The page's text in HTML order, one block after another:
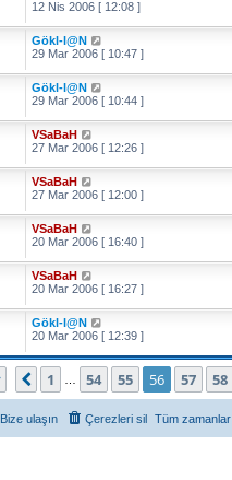
12 Nis 2006 [ 12:08 ]
Gökl-l@N
29 Mar 2006 [ 10:47 ]
Gökl-l@N
29 Mar 2006 [ 10:44 ]
VSaBaH
27 Mar 2006 [ 12:26 ]
VSaBaH
27 Mar 2006 [ 12:00 ]
VSaBaH
20 Mar 2006 [ 16:40 ]
VSaBaH
20 Mar 2006 [ 16:27 ]
Gökl-l@N
20 Mar 2006 [ 12:39 ]
. sayfa (Toplam62 sayfa)
Önceki
1 54 55 56 57 58
Tüm zamanlar
Çerezleri sil
Bize ulaşın